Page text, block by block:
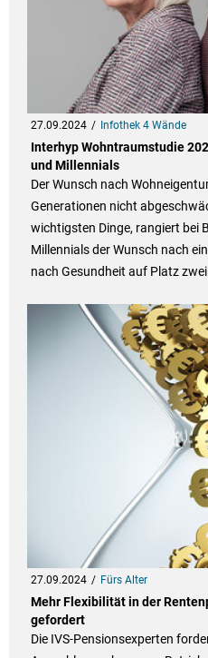
27.09.2024 Infothek 4 Wände
Interhyp Wohntraumstudie
und Millennials
Der Wunsch nach
Generationen nicht
wichtigsten Dinge, rangiert bei
Millennials der Wunsch nach
nach Gesundheit auf Platz
27.09.2024 Fürs Alter
Mehr Flexibilität in der
gefordert
Die IVS-Pensionsexperten